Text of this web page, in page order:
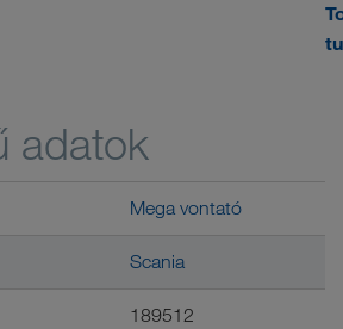
adatok
Mega vontató
Scania
189512